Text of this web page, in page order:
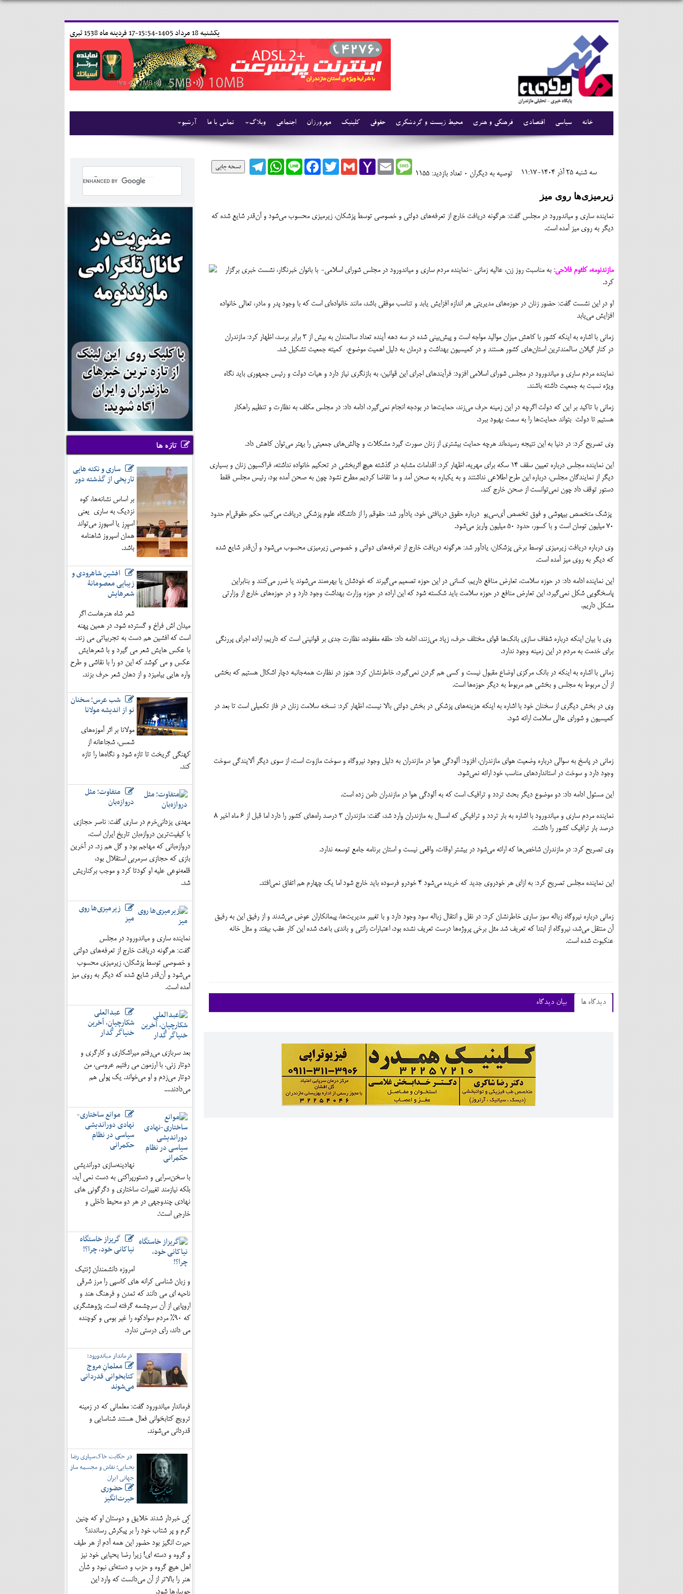
17 فردينه ماه 1538 تبری يکشنبه 18 مرداد 1405-15:54-
آرشیو تماس با ما وبلاگ اجتماعی مهرورزان کلینیک حقوقی محیط زیست و گردشگری فرهنگی و هنری اقتصادی سیاسی خانه
نسخه چاپیTelegramWhatsApp Line
FacebookTwitterGmailYahoo
Mail
EmailMessage
تعداد بازدید: 1155 توصیه به دیگران 0 سه شنبه 25 آذر 1404-11:17
زیرمیزی‌ها روی میز
نماینده ساری و میاندورود در مجلس گفت: هرگونه دریافت خارج از تعرفه‌های دولتی و خصوصی توسط پزشکان، زیرمیزی محسوب می‌شود و آن‌قدر شایع شده که
دیگر به روی میز آمده است.
مازندنومه، کلثوم فلاحی: به مناسبت روز زن، عالیه زمانی -نماینده مردم ساری و میاندورود در مجلس شورای اسلامی- با بانوان خبرنگار، نشست خبری برگزار
کرد.
او در این نشست گفت: حضور زنان در حوزه‌های مدیریتی هر اندازه افزایش یابد و تناسب موفقی باشد، مانند خانواده‌ای است که با وجود پدر و مادر، تعالی خانواده
افزایش می‌یابد
زمانی با اشاره به اینکه کشور با کاهش میزان موالید مواجه است و پیش‌بینی شده در سه دهه آینده تعداد سالمندان به بیش از ۳ برابر برسد، اظهار کرد: مازندران
در کنار گیلان سالمندترین استان‌های کشور هستند و در کمیسیون بهداشت و درمان به دلیل اهمیت موضوع، کمیته جمعیت تشکیل شد.
نماینده مردم ساری و میاندورود در مجلس شورای اسلامی افزود: فرآیندهای اجرای این قوانین، به بازنگری نیاز دارد و هیات دولت و رئیس جمهوری باید نگاه
ویژه نسبت به جمعیت داشته باشند.
زمانی با تاکید بر این که دولت اگرچه در این زمینه حرف می‌زند، حمایت‌ها در بودجه انجام نمی‌گیرد، ادامه داد: در مجلس مکلف به نظارت و تنظیم راهکار
هستیم تا دولت بتواند حمایت‌ها را به سمت بهبود ببرد.
وی تصریح کرد: در دنیا به این نتیجه رسیده‌اند هرچه حمایت بیشتری از زنان صورت گیرد مشکلات و چالش‌های جمعیتی را بهتر می‌توان کاهش داد.
این نماینده مجلس درباره تعیین سقف 14 سکه برای مهریه، اظهار کرد: اقدامات مشابه در گذشته هیچ اثربخشی در تحکیم خانواده نداشته، فراکسیون زنان و بسیاری
دیگر از نمایندگان مجلس، درباره این طرح اطلاعی نداشتند و به یکباره به صحن آمد و ما تقاضا کردیم مطرح نشود چون به صحن آمده بود، رئیس مجلس فقط
دستور توقف داد چون نمی‌توانست از صحن خارج کند.
پزشک متخصص بیهوشی و فوق تخصص آی‌سی‌یو درباره حقوق دریافتی خود، یادآور شد: حقوقم را از دانشگاه علوم پزشکی دریافت می‌کنم، حکم حقوقی‌ام حدود
۷۰ میلیون تومان است و با کسور، حدود ۵۰ میلیون واریز می‌شود.
وی درباره دریافت زیرمیزی توسط برخی پزشکان، یادآور شد: هرگونه دریافت خارج از تعرفه‌های دولتی و خصوصی زیرمیزی محسوب می‌شود و آن‌قدر شایع شده
که دیگر به روی میز آمده است.
این نماینده ادامه داد: در حوزه سلامت، تعارض منافع داریم، کسانی در این حوزه تصمیم می‌گیرند که خودشان یا بهره‌مند می‌شوند یا ضرر می‌کنند و بنابراین
پاسخگویی شکل نمی‌گیرد، این تعارض منافع در حوزه سلامت باید شکسته شود که این اراده در حوزه وزارت بهداشت وجود دارد و در حوزه‌های خارج از وزارتی
مشکل داریم.
وی با بیان اینکه درباره شفاف سازی بانک‌ها قوای مختلف حرف، زیاد می‌زنند، ادامه داد: حلقه مفقوده، نظارت جدی بر قوانینی است که داریم، اراده اجرای پررنگی
برای خدمت به مردم در این زمینه وجود ندارد.
زمانی با اشاره به اینکه در بانک‌ مرکزی اوضاع مقبول نیست و کسی هم گردن نمی‌گیرد، خاطرنشان کرد: هنوز در نظارت همه‌جانبه دچار اشکال هستیم که بخشی
از آن مربوط به مجلس و بخشی هم مربوط به دیگر حوزه‌ها است.
وی در بخش دیگری از سخنان خود با اشاره به اینکه هزینه‌های پزشکی در بخش دولتی بالا نیست، اظهار کرد: نسخه سلامت زنان در فاز تکمیلی است تا بعد در
کمیسیون و شورای عالی سلامت ارائه شود.
زمانی در پاسخ به سوالی درباره وضعیت هوای مازندران، افزود: آلودگی هوا در مازندران به دلیل وجود نیروگاه و سوخت مازوت است، از سوی دیگر آلایندگی سوخت
وجود دارد و سوخت در استانداردهای مناسب خود ارائه نمی‌شود.
این مسئول ادامه داد: دو موضوع دیگر بحث تردد و ترافیک است که به آلودگی هوا در مازندران دامن زده است.
نماینده مردم ساری و میاندورود با اشاره به بار تردد و ترافیکی که امسال به مازندران وارد شد، گفت: مازندران ۳ درصد راه‌های کشور را دارد اما قبل از ۶ ماه اخیر ۸
درصد بار ترافیک کشور را داشت.
وی تصریح کرد: در مازندران شاخص‌ها که ارائه می‌شود در بیشتر اوقات، واقعی نیست و استان برنامه جامع توسعه ندارد.
این نماینده مجلس تصریح کرد: به ازای هر خودروی جدید که خریده می‌شود ۴ خودرو فرسوده باید خارج شود اما یک چهارم هم اتفاق نمی‌افتد.
زمانی درباره نیروگاه زباله سوز ساری خاطرنشان کرد: در نقل و انتقال زباله سود وجود دارد و با تغییر مدیریت‌ها، پیمانکاران عوض می‌شدند و از رفیق این به رفیق
آن منتقل می‌شد، نیروگاه از ابتدا که تعریف شد مثل برخی پروژه‌ها درست تعریف نشده بود، اعتبارات رانتی و باندی باعث شده این کار عقب بیفتد و مثل خانه
عنکبوت شده است.
دیدگاه ها بیان دیدگاه
تازه ها
ساری و نکته هایی
تاریخی از گذشته دور
بر اساس نشانه‌ها، کوه
نزدیک به ساری یعنی
اسپِرِز یا اسپورِز می‌تواند
همان اسپروز شاهنامه
باشد.
افشین شاهرودی و
زیبایی معصومانۀ
شعرهایش
شعر شاه هنرهاست اگر
میدان اش فراخ و گسترده شود. در همین پهنه
است که افشین هم دست به تجربیاتی می زند.
با عکس هایش شعر می گیرد و با شعرهایش
عکس و می کوشد که این دو را با نقاشی و طرح
واره هایی بیامیزد و از دهان شعر حرف بزند.
شب عرس؛ سخنان
نو از اندیشه مولانا
مولانا بر اثر آموزه‌های
شمس، شجاعانه از
کهنگی گریخت تا تازه شود و نگاه‌ها را تازه
کند.
متفاوت؛ مثل
دروازه‌بان
مهدی یزدانی‌خرم در ساری گفت: ناصر حجازی
با کیفیت‌ترین دروازه‌بان تاریخ ایران است،
دروازه‌بانی که مهاجم بود و گل هم زد. در آخرین
بازی که حجازی سرمربی استقلال بود،
قلعه‌نوعی علیه او کودتا کرد و موجب برکناریش
شد.
زیرمیزی‌ها روی
میز
نماینده ساری و میاندورود در مجلس
گفت: هرگونه دریافت خارج از تعرفه‌های دولتی
و خصوصی توسط پزشکان، زیرمیزی محسوب
می‌شود و آن‌قدر شایع شده که دیگر به روی میز
آمده است.
عبدالعلی
شکارچیان، آخرین
خنیاگر گُدار
بعد سربازی می‌رفتم میراشکاری و کارگری و
دوتار زنی. با ارزمون می رفتیم عروسی، من
دوتار می‌زدم و او می‌خواند. یک پولی هم
می‌دادند....
موانع ساختاری-
نهادی دوراندیشی
سیاسی در نظام
حکمرانی
نهادینه‌سازی دوراندیشی
با سخن‌سرایی و دستورپراکنی به دست نمی آید،
بلکه نیازمند تغییرات ساختاری و دگرگونی های
نهادی چندوجهی در هر دو محیط داخلی و
خارجی است؛.
گریزاز خاستگاه
نیاکانی خود، چرا؟!
امروزه دانشمندان ژنتیک
و زبان شناسی کرانه های کاسپی را مرز شرقی
ناحیه ای می دانند که تمدن و فرهنگ هند و
اروپایی از آن سرچشمه گرفته است. پژوهشگری
که 90% مردم سوادکوه را غیر بومی و کوچنده
می داند، رای درستی ندارد.
فرماندار میاندورود:
معلمانِ مروج
کتابخوانی قدردانی
می‌شوند
فرماندار میاندورود گفت: معلمانی که در زمینه
ترویج کتابخوانی فعال هستند شناسایی و
قدردانی می‌شوند.
در حکایت خاک‌سپاری رضا
یحیایی؛ نقاش و مجسمه ساز
جهانی ایران
حضوری
حیرت‌انگیز
کِی خبردار شدند خلایق و دوستان او که چنین
گرم و پر شتاب خود را بر پیکرش رساندند؟
حیرت انگیز بود حضور این همه آدم از هر طیف
و گروه و دسته ای! زیرا رضا یحیایی خود نیز
اهل هیچ گروه و حزب و دسته‌ای نبود و شأن
هنر را بالاتر از آن می‌دانست که وارد این
جویبارها شود.